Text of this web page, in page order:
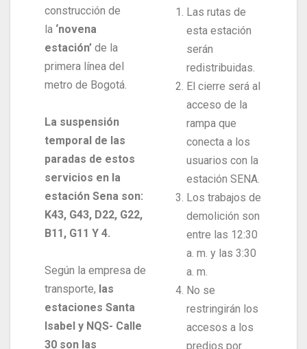
construcción de
la ‘novena
estación’ de la
primera línea del
metro de Bogotá.
La suspensión
temporal de las
paradas de estos
servicios en la
estación Sena son:
K43, G43, D22, G22,
B11, G11 Y 4.
Según la empresa de
transporte, las
estaciones Santa
Isabel y NQS- Calle
30 son las
Las rutas de
esta estación
serán
redistribuidas.
El cierre será al
acceso de la
rampa que
conecta a los
usuarios con la
estación SENA.
Los trabajos de
demolición son
entre las 12:30
a. m. y las 3:30
a. m.
No se
restringirán los
accesos a los
predios por